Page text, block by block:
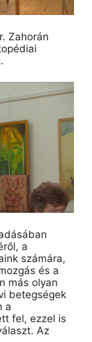
Zahorán
a
számára,
és a
más olyan
betegségek
a
fel, ezzel is
Az